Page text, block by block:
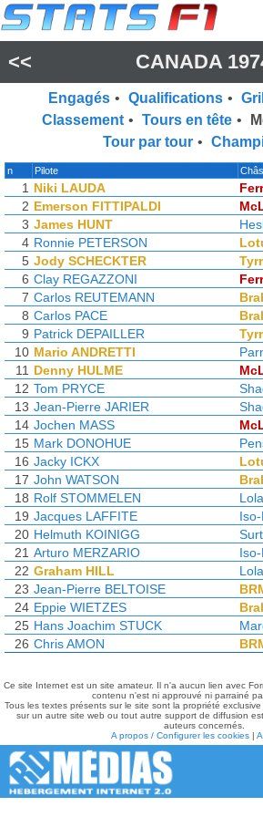
<< CANADA
Engagés • Qualifications •
Classement • Tours en tête •
Tour par tour •
n Pilote
1 Niki LAUDA
2 Emerson FITTIPALDI
3 James HUNT
4 Ronnie PETERSON
5 Jody SCHECKTER
6 Clay REGAZZONI
7 Carlos REUTEMANN
8 Carlos PACE
9 Patrick DEPAILLER
10 Mario ANDRETTI
11 Denny HULME
12 Tom PRYCE
13 Jean-Pierre JARIER
14 Jochen MASS
15 Mark DONOHUE
16 Jacky ICKX
17 John WATSON
18 Rolf STOMMELEN Lola
19 Jacques LAFFITE
20 Helmuth KOINIGG
21 Arturo MERZARIO
22 Graham HILL Lola
23 Jean-Pierre BELTOISE
24 Eppie WIETZES
25 Hans Joachim STUCK
26 Chris AMON
Ce site Internet est un site amateur. Il n'a aucun lien avec
contenu n'est ni approuvé ni parrainé
Tous les textes présents sur le site sont la propriété
sur un autre site web ou tout autre support de diffusion
auteurs concernés.
A propos / Configurer les cookies |